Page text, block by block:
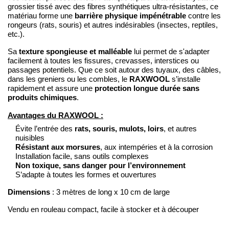
grossier tissé avec des fibres synthétiques ultra-résistantes, ce
matériau forme une barrière physique impénétrable contre les
rongeurs (rats, souris) et autres indésirables (insectes, reptiles,
etc.).
Sa texture spongieuse et malléable lui permet de s'adapter
facilement à toutes les fissures, crevasses, interstices ou
passages potentiels. Que ce soit autour des tuyaux, des câbles,
dans les greniers ou les combles, le RAXWOOL s’installe
rapidement et assure une protection longue durée sans
produits chimiques.
Avantages du RAXWOOL :
Évite l’entrée des rats, souris, mulots, loirs, et autres
nuisibles
Résistant aux morsures, aux intempéries et à la corrosion
Installation facile, sans outils complexes
Non toxique, sans danger pour l’environnement
S’adapte à toutes les formes et ouvertures
Dimensions : 3 mètres de long x 10 cm de large
Vendu en rouleau compact, facile à stocker et à découper